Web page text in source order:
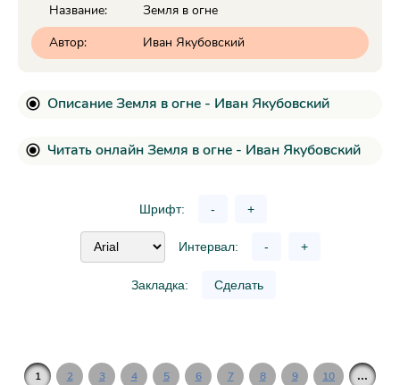
Название:
Земля в огне
Автор:
Иван Якубовский
Описание Земля в огне - Иван Якубовский
Читать онлайн Земля в огне - Иван Якубовский
Шрифт: - +
Интервал: - +
Закладка: Сделать
1 2 3 4 5 6 7 8 9 10 ...